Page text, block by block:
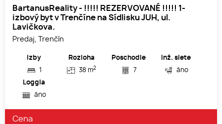
BartanusReality - !!!!! REZERVOVANÉ !!!!! 1-
izbový byt v Trenčíne na Sídlisku JUH, ul.
Lavičkova.
Predaj, Trenčín
Izby
Rozloha
38 m2
Poschodie
7
Inž. siete
áno
Loggia
áno
Cena